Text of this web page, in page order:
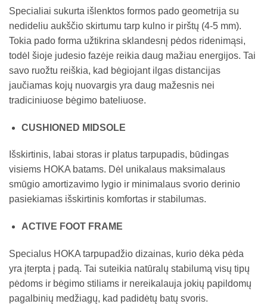
Specialiai sukurta išlenktos formos pado geometrija su
nedideliu aukščio skirtumu tarp kulno ir pirštų (4-5 mm).
Tokia pado forma užtikrina sklandesnį pėdos ridenimąsi,
todėl šioje judesio fazėje reikia daug mažiau energijos. Tai
savo ruožtu reiškia, kad bėgiojant ilgas distancijas
jaučiamas kojų nuovargis yra daug mažesnis nei
tradiciniuose bėgimo bateliuose.
CUSHIONED MIDSOLE
Išskirtinis, labai storas ir platus tarpupadis, būdingas
visiems HOKA batams. Dėl unikalaus maksimalaus
smūgio amortizavimo lygio ir minimalaus svorio derinio
pasiekiamas išskirtinis komfortas ir stabilumas.
ACTIVE FOOT FRAME
Specialus HOKA tarpupadžio dizainas, kurio dėka pėda
yra įterpta į padą. Tai suteikia natūralų stabilumą visų tipų
pėdoms ir bėgimo stiliams ir nereikalauja jokių papildomų
pagalbinių medžiagų, kad padidėtų batų svoris.